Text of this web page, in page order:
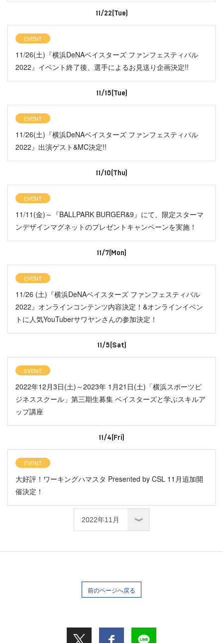
11/22(Tue)
EVENT
11/26(土)『横浜DeNAベイスターズ ファンフェスティバル
2022』イベント終了後、選手によるお見送り企画決定!!
11/15(Tue)
EVENT
11/26(土)『横浜DeNAベイスターズ ファンフェスティバル
2022』出演ゲスト&MC決定!!
11/10(Thu)
EVENT
11/11(金)～『BALLPARK BURGER&9』にて、限定スターマ
ンデザインマグネットのプレゼントキャンペーンを実施！
11/7(Mon)
EVENT
11/26 (土)『横浜DeNAベイスターズ ファンフェスティバル
2022』オンラインコンテンツ内容決定！&オンラインイベン
トに人気YouTuberサワヤンさんの参加決定！
11/5(Sat)
EVENT
2022年12月3日(土)～2023年 1月21日(土)「横浜スポーツビ
ジネススクール」第三期生募集 ベイスターズと学ぶスキルア
ップ講座
11/4(Fri)
EVENT
大好評！ワーキングハマスタ Presented by CSL 11月追加開
催決定！
前のページへ戻る